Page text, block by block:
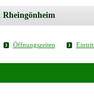
Öffnungszeiten